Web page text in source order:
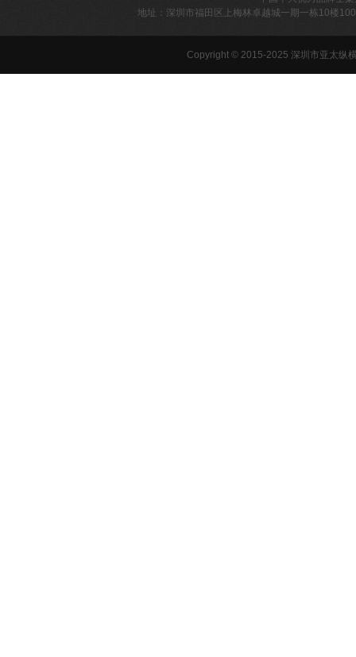
地址：深圳市福田区上梅林卓越城一期一栋10
Copyright © 2015-2025 深圳市亚太纵